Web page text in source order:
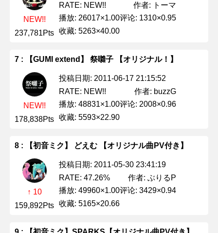
NEW!!
237,781Pts
RATE: NEW!!
作者: トーマ
播放: 26017×1.00评论: 1310×0.95
收藏: 5263×40.00
7 : 【GUMI extend】 祭囃子 【オリジナル！】
NEW!!
178,838Pts
投稿日期: 2011-06-17 21:15:52
RATE: NEW!!
作者: buzzG
播放: 48831×1.00评论: 2008×0.96
收藏: 5593×22.90
8 : 【初音ミク】 どえむ 【オリジナル曲PV付き】
↑ 10
159,892Pts
投稿日期: 2011-05-30 23:41:19
RATE: 47.26%
作者: ぶりるP
播放: 49960×1.00评论: 3429×0.94
收藏: 5165×20.66